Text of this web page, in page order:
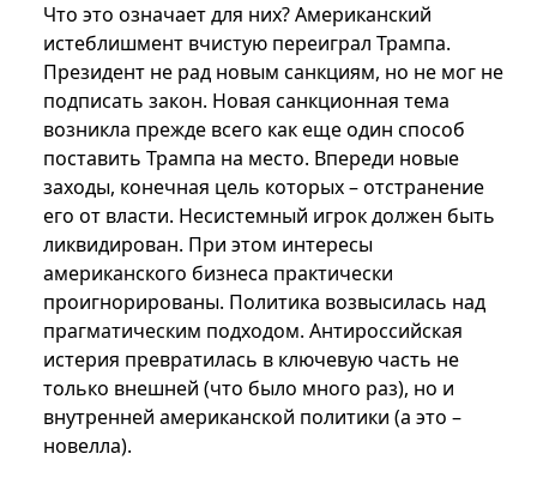
Что это означает для них? Американский
истеблишмент вчистую переиграл Трампа.
Президент не рад новым санкциям, но не мог не
подписать закон. Новая санкционная тема
возникла прежде всего как еще один способ
поставить Трампа на место. Впереди новые
заходы, конечная цель которых – отстранение
его от власти. Несистемный игрок должен быть
ликвидирован. При этом интересы
американского бизнеса практически
проигнорированы. Политика возвысилась над
прагматическим подходом. Антироссийская
истерия превратилась в ключевую часть не
только внешней (что было много раз), но и
внутренней американской политики (а это –
новелла).